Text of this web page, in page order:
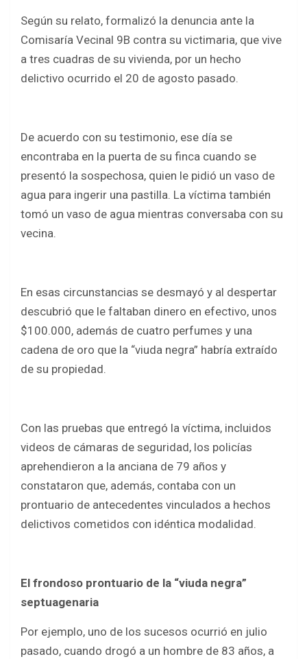
Según su relato, formalizó la denuncia ante la
Comisaría Vecinal 9B contra su victimaria, que vive
a tres cuadras de su vivienda, por un hecho
delictivo ocurrido el 20 de agosto pasado.
De acuerdo con su testimonio, ese día se
encontraba en la puerta de su finca cuando se
presentó la sospechosa, quien le pidió un vaso de
agua para ingerir una pastilla. La víctima también
tomó un vaso de agua mientras conversaba con su
vecina.
En esas circunstancias se desmayó y al despertar
descubrió que le faltaban dinero en efectivo, unos
$100.000, además de cuatro perfumes y una
cadena de oro que la “viuda negra” habría extraído
de su propiedad.
Con las pruebas que entregó la víctima, incluidos
videos de cámaras de seguridad, los policías
aprehendieron a la anciana de 79 años y
constataron que, además, contaba con un
prontuario de antecedentes vinculados a hechos
delictivos cometidos con idéntica modalidad.
El frondoso prontuario de la “viuda negra”
septuagenaria
Por ejemplo, uno de los sucesos ocurrió en julio
pasado, cuando drogó a un hombre de 83 años, a